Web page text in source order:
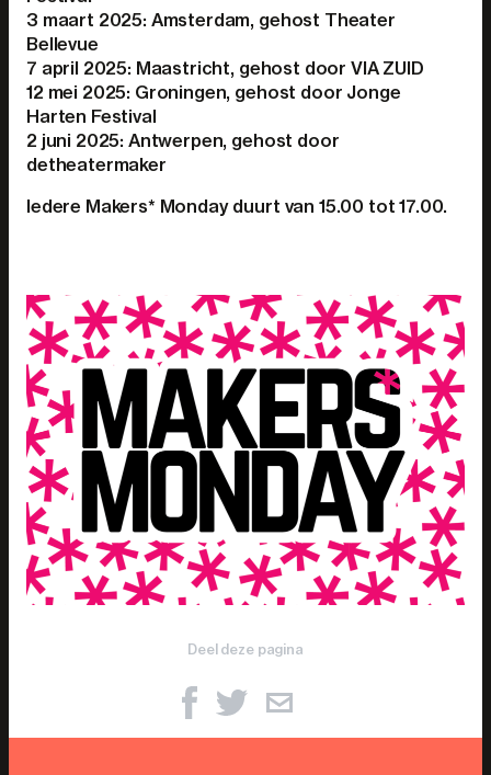
3 maart 2025: Amsterdam, gehost Theater
Bellevue
7 april 2025: Maastricht, gehost door VIA ZUID
12 mei 2025: Groningen, gehost door Jonge
Harten Festival
2 juni 2025: Antwerpen, gehost door
detheatermaker
Iedere Makers* Monday duurt van 15.00 tot 17.00.
Deel deze pagina